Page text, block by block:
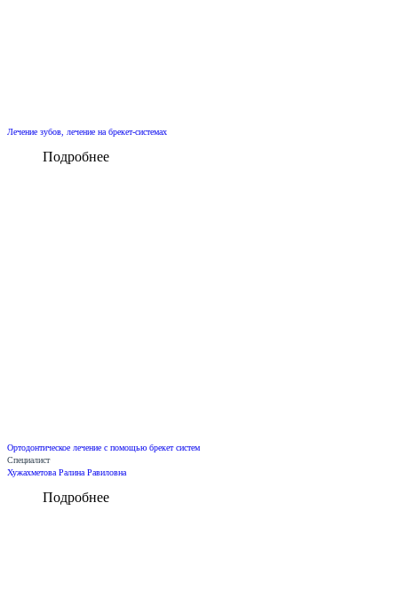
Лечение зубов, лечение на брекет-системах
Подробнее
Ортодонтическое лечение с помощью брекет систем
Специалист
Хужахметова Ралина Равиловна
Подробнее